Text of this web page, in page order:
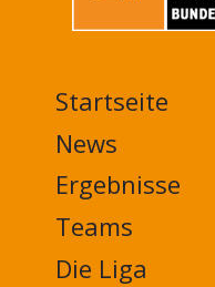
MAIN
NAVIGATION
FOOTER
Startseite
News
Ergebnisse
Teams
Die Liga